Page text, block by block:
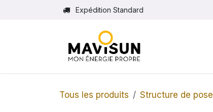
Se rendre au contenuExpédition Standard
Tous les produits Structure de pose